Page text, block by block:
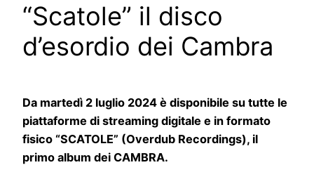
“Scatole” il disco
d’esordio dei Cambra
Da martedì 2 luglio 2024 è disponibile su tutte le
piattaforme di streaming digitale e in formato
fisico “SCATOLE” (Overdub Recordings), il
primo album dei CAMBRA.